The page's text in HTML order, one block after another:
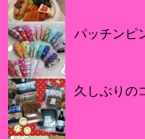
パッチンピ
久しぶりの